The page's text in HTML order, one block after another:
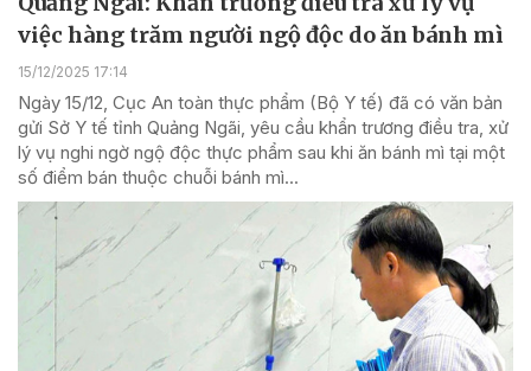
việc hàng trăm người ngộ độc do ăn bánh mì
15/12/2025 17:14
Ngày 15/12, Cục An toàn thực phẩm (Bộ Y tế) đã có văn bản
gửi Sở Y tế tỉnh Quảng Ngãi, yêu cầu khẩn trương điều tra, xử
lý vụ nghi ngờ ngộ độc thực phẩm sau khi ăn bánh mì tại một
số điểm bán thuộc chuỗi bánh mì...